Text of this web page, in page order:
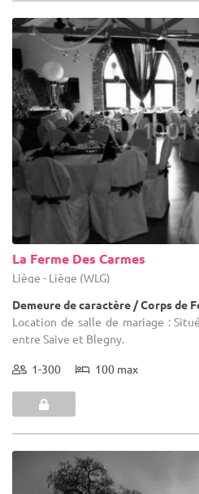
La Ferme Des Carmes
Liège - Liège (WLG)
Demeure de caractère / Corps de
Location de salle de mariage :
entre Saive et Blegny.
1-300 100 max